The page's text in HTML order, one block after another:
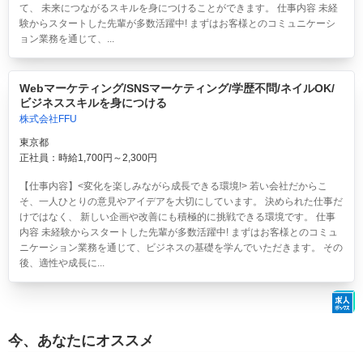
て、 未来につながるスキルを身につけることができます。 仕事内容 未経
験からスタートした先輩が多数活躍中! まずはお客様とのコミュニケーシ
ョン業務を通じて、...
Webマーケティング/SNSマーケティング/学歴不問/ネイルOK/
ビジネススキルを身につける
株式会社FFU
東京都
正社員：時給1,700円～2,300円
【仕事内容】<変化を楽しみながら成長できる環境!> 若い会社だからこ
そ、一人ひとりの意見やアイデアを大切にしています。 決められた仕事だ
けではなく、 新しい企画や改善にも積極的に挑戦できる環境です。 仕事
内容 未経験からスタートした先輩が多数活躍中! まずはお客様とのコミュ
ニケーション業務を通じて、ビジネスの基礎を学んでいただきます。 その
後、適性や成長に...
今、あなたにオススメ